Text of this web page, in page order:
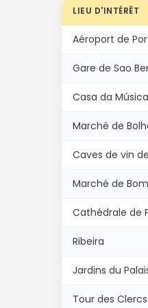
LIEU D'INTÉRÊT
Aéroport de
Gare de Sao
Casa da Música
Marché de
Caves de vin
Marché de
Cathédrale de
Ribeira
Jardins du
Tour des Clercs